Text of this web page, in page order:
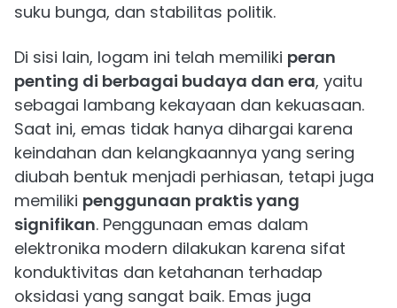
suku bunga, dan stabilitas politik.
Di sisi lain, logam ini telah memiliki peran
penting di berbagai budaya dan era, yaitu
sebagai lambang kekayaan dan kekuasaan.
Saat ini, emas tidak hanya dihargai karena
keindahan dan kelangkaannya yang sering
diubah bentuk menjadi perhiasan, tetapi juga
memiliki penggunaan praktis yang
signifikan. Penggunaan emas dalam
elektronika modern dilakukan karena sifat
konduktivitas dan ketahanan terhadap
oksidasi yang sangat baik. Emas juga